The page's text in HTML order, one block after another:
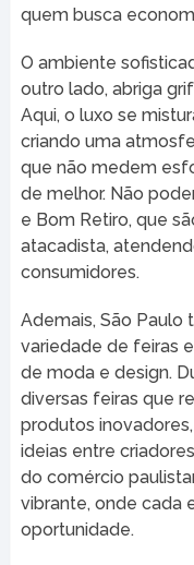
quem busca
O ambiente
outro lado, abriga
Aqui, o luxo se
criando uma
que não medem
de melhor. Não
e Bom Retiro, que
atacadista,
consumidores.
Ademais, São
variedade de feiras
de moda e design.
diversas feiras que
produtos
ideias entre
do comércio
vibrante, onde cada
oportunidade.